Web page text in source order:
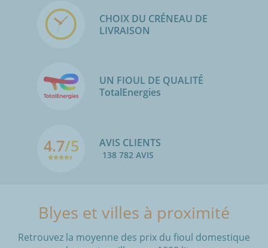
CHOIX DU CRÉNEAU DE
LIVRAISON
UN FIOUL DE QUALITÉ
TotalEnergies
4.7/5 AVIS CLIENTS
138 782 AVIS
Blyes et villes à proximité
Retrouvez la moyenne des prix du fioul domestique